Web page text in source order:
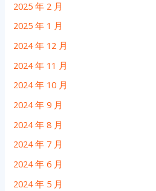
2025 年 2 月
2025 年 1 月
2024 年 12 月
2024 年 11 月
2024 年 10 月
2024 年 9 月
2024 年 8 月
2024 年 7 月
2024 年 6 月
2024 年 5 月